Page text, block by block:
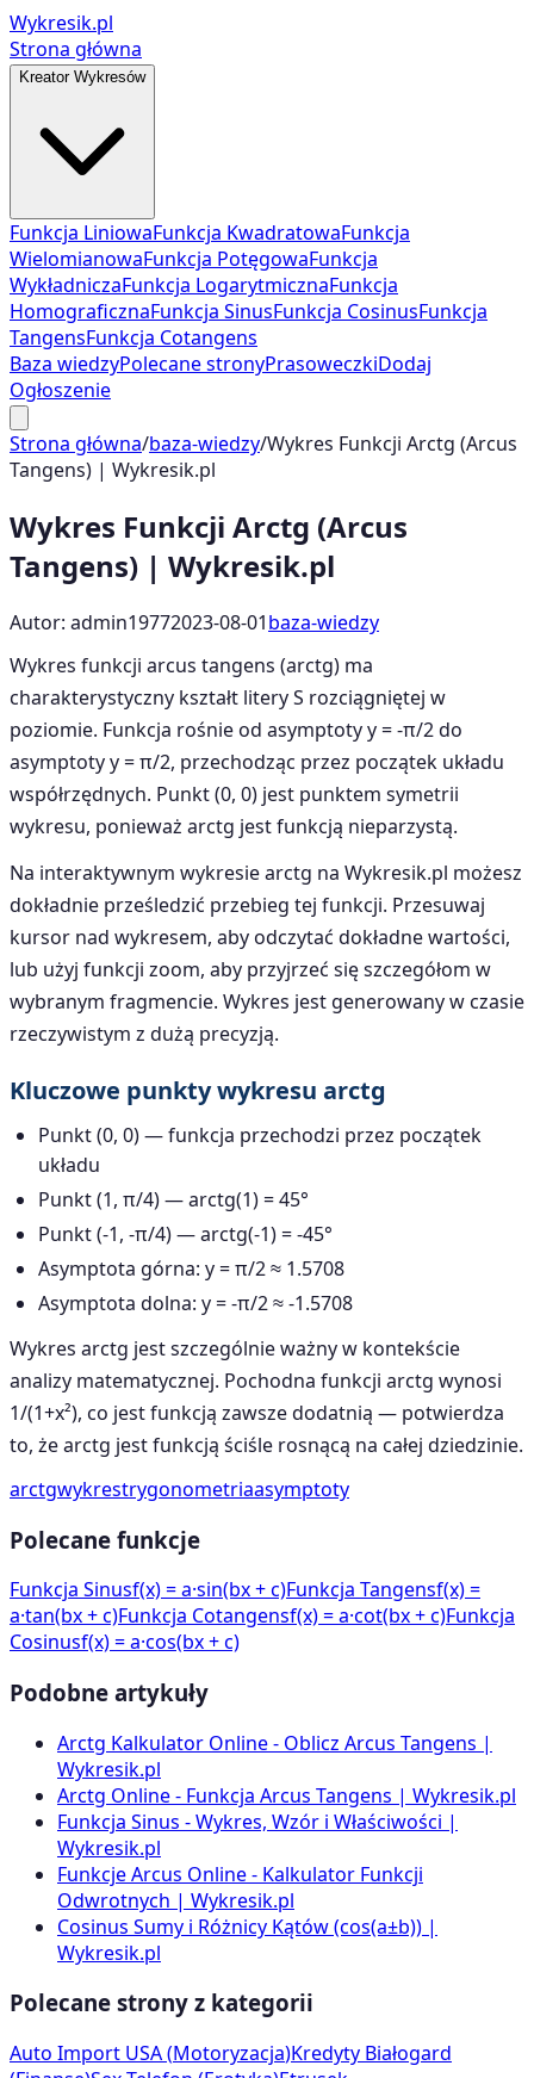
Wykresik.pl
Strona główna
Kreator Wykresów
Funkcja LiniowaFunkcja KwadratowaFunkcja
WielomianowaFunkcja PotęgowaFunkcja
WykładniczaFunkcja LogarytmicznaFunkcja
HomograficznaFunkcja SinusFunkcja CosinusFunkcja
TangensFunkcja Cotangens
Baza wiedzyPolecane stronyPrasoweczkiDodaj
Ogłoszenie
Strona główna/baza-wiedzy/Wykres Funkcji Arctg (Arcus
Tangens) | Wykresik.pl
Wykres Funkcji Arctg (Arcus
Tangens) | Wykresik.pl
Autor: admin19772023-08-01baza-wiedzy
Wykres funkcji arcus tangens (arctg) ma
charakterystyczny kształt litery S rozciągniętej w
poziomie. Funkcja rośnie od asymptoty y = -π/2 do
asymptoty y = π/2, przechodząc przez początek układu
współrzędnych. Punkt (0, 0) jest punktem symetrii
wykresu, ponieważ arctg jest funkcją nieparzystą.
Na interaktywnym wykresie arctg na Wykresik.pl możesz
dokładnie prześledzić przebieg tej funkcji. Przesuwaj
kursor nad wykresem, aby odczytać dokładne wartości,
lub użyj funkcji zoom, aby przyjrzeć się szczegółom w
wybranym fragmencie. Wykres jest generowany w czasie
rzeczywistym z dużą precyzją.
Kluczowe punkty wykresu arctg
Punkt (0, 0) — funkcja przechodzi przez początek
układu
Punkt (1, π/4) — arctg(1) = 45°
Punkt (-1, -π/4) — arctg(-1) = -45°
Asymptota górna: y = π/2 ≈ 1.5708
Asymptota dolna: y = -π/2 ≈ -1.5708
Wykres arctg jest szczególnie ważny w kontekście
analizy matematycznej. Pochodna funkcji arctg wynosi
1/(1+x²), co jest funkcją zawsze dodatnią — potwierdza
to, że arctg jest funkcją ściśle rosnącą na całej dziedzinie.
arctgwykrestrygonometriaasymptoty
Polecane funkcje
Funkcja Sinusf(x) = a·sin(bx + c)Funkcja Tangensf(x) =
a·tan(bx + c)Funkcja Cotangensf(x) = a·cot(bx + c)Funkcja
Cosinusf(x) = a·cos(bx + c)
Podobne artykuły
Arctg Kalkulator Online - Oblicz Arcus Tangens |
Wykresik.pl
Arctg Online - Funkcja Arcus Tangens | Wykresik.pl
Funkcja Sinus - Wykres, Wzór i Właściwości |
Wykresik.pl
Funkcje Arcus Online - Kalkulator Funkcji
Odwrotnych | Wykresik.pl
Cosinus Sumy i Różnicy Kątów (cos(a±b)) |
Wykresik.pl
Polecane strony z kategorii
Auto Import USA(Motoryzacja)Kredyty Białogard